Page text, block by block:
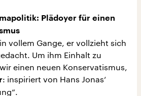
Plädoyer für einen
vollem Gange, er vollzieht sich
Um ihm Einhalt zu
einen neuen Konservatismus,
: inspiriert von Hans Jonas‘